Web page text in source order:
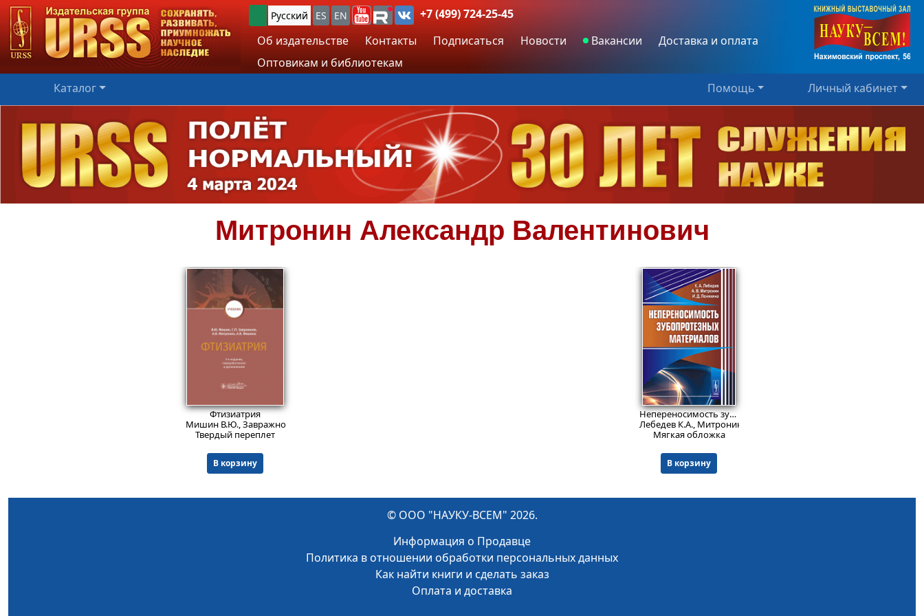
Русский ES EN
+7 (499) 724-25-45
Об издательстве
Контакты Подписаться Новости Вакансии
Доставка и оплата
Оптовикам и библиотекам
Каталог
Помощь Личный кабинет
Митронин Александр Валентинович
Фтизиатрия
Мишин В.Ю., Завражнов С.П., Митронин А.В., Мишина А.В.
Твердый переплет
В корзину
1028₽
Непереносимость зубопротезных материалов.
Лебедев К.А., Митронин А.В., Понякина И.Д.
Мягкая обложка
В корзину
© ООО "НАУКУ-ВСЕМ" 2026.
Информация о Продавце
Политика в отношении обработки персональных данных
Как найти книги и сделать заказ
Оплата и доставка